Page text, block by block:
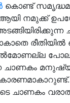
കൊണ്ട്
നമുക്ക്
ചാണകം
ചാണകം